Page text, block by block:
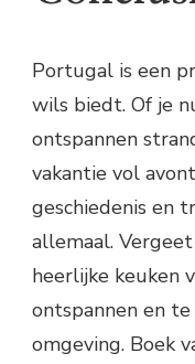
Portugal is een
wils biedt. Of je
ontspannen
vakantie vol
geschiedenis en
allemaal.
heerlijke keuken
ontspannen en
omgeving. Boek